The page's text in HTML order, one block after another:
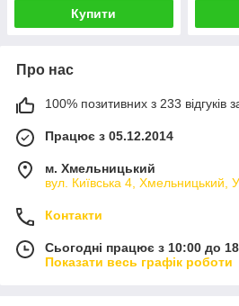
Купити
Про нас
100% позитивних з 233 відгуків
Працює з 05.12.2014
м. Хмельницький
вул. Київська 4, Хмельницький,
Контакти
Сьогодні працює з 10:00 до
Показати весь графік роботи